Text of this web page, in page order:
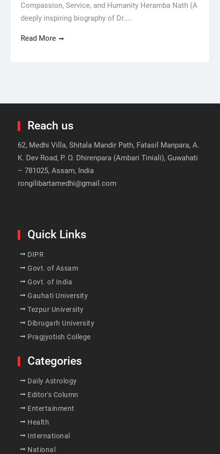
Compassion, Service, and Humanity Heramba Nath (A
deeply inspiring biography of Dr....
Read More
Reach us
62, Medhi Villa, Shitala Mandir Path, Fatasil Manpara, A.
K. Dev Road, P. O. Dhirenpara (Ambari Tiniali), Guwahati
– 781025, Assam, India
rongilibartamedhi@gmail.com
Quick Links
DIPR
Govt. of Assam
Govt. of India
Gauhati University
Tezpur University
Dibrugarh University
Pragjyotish College
Categories
Daily Astrology
Editor's Column
Entertainment
Health
International
National